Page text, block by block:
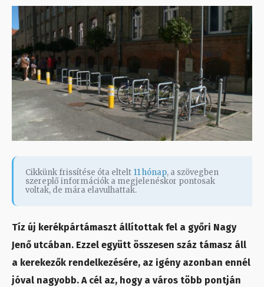
Cikkünk frissítése óta eltelt 11 hónap, a szövegben
szereplő információk a megjelenéskor pontosak
voltak, de mára elavulhattak.
Tíz új kerékpártámaszt állítottak fel a győri Nagy
Jenő utcában. Ezzel együtt összesen száz támasz áll
a kerekezők rendelkezésére, az igény azonban ennél
jóval nagyobb. A cél az, hogy a város több pontján